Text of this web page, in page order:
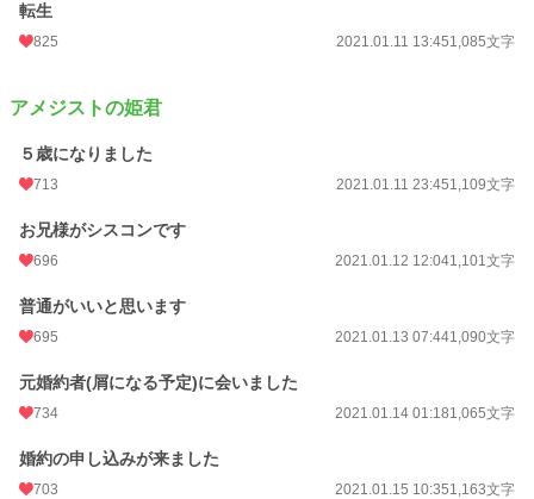
24h.ポイント
更新日時 2021.04.06 11:25
初回公開日時 2021.01.11 13:45
週間ポイント 1,402 pt (6,875 位)
年間ポイント
転生
825 2021.01.11 13:451,085文字
アメジストの姫君
５歳になりました
713 2021.01.11 23:451,109文字
お兄様がシスコンです
696 2021.01.12 12:041,101文字
普通がいいと思います
695 2021.01.13 07:441,090文字
元婚約者(屑になる予定)に会いました
734 2021.01.14 01:181,065文字
婚約の申し込みが来ました
703 2021.01.15 10:351,163文字